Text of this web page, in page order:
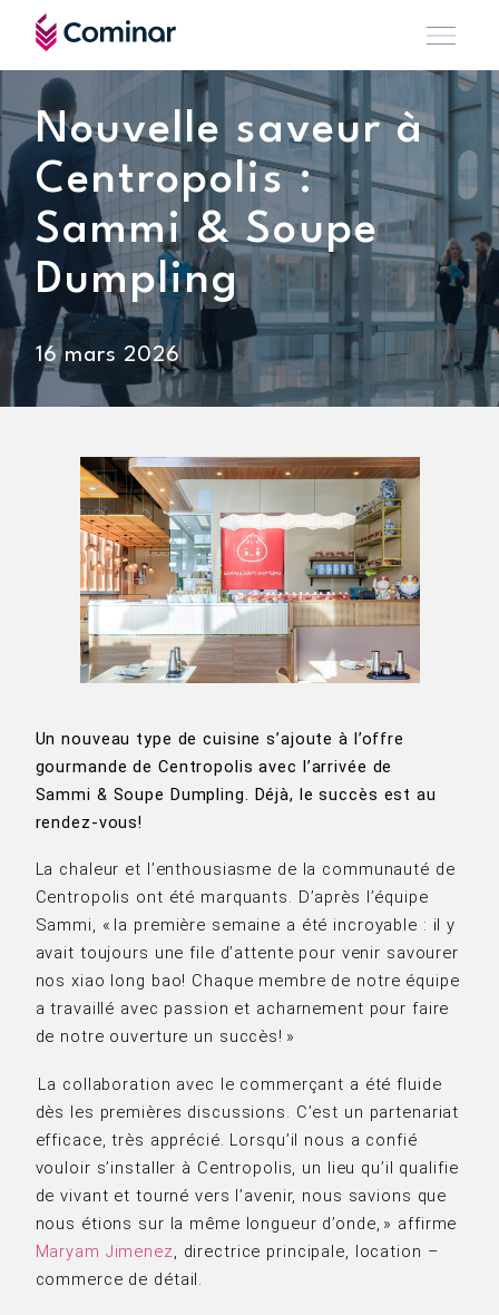
Nouvelle saveur à
Centropolis :
Sammi & Soupe
Dumpling
16 mars 2026
Un nouveau type de cuisine s’ajoute à l’offre
gourmande de Centropolis avec l’arrivée de
Sammi & Soupe Dumpling. Déjà, le succès est au
rendez-vous!
La chaleur et l’enthousiasme de la communauté de
Centropolis ont été marquants. D’après l’équipe
Sammi, « la première semaine a été incroyable : il y
avait toujours une file d’attente pour venir savourer
nos xiao long bao! Chaque membre de notre équipe
a travaillé avec passion et acharnement pour faire
de notre ouverture un succès! »
La collaboration avec le commerçant a été fluide
dès les premières discussions. C’est un partenariat
efficace, très apprécié. Lorsqu’il nous a confié
vouloir s’installer à Centropolis, un lieu qu’il qualifie
de vivant et tourné vers l’avenir, nous savions que
nous étions sur la même longueur d’onde, » affirme
Maryam Jimenez, directrice principale, location –
commerce de détail.